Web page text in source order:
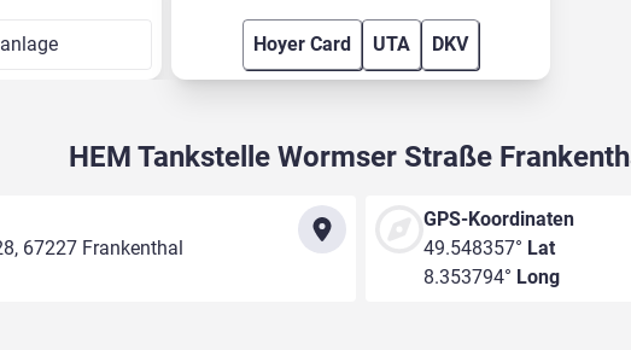
Hoyer Card UTA DKV
HEM Tankstelle Wormser Straße
67227 Frankenthal
GPS-Koordinaten
49.548357° Lat
8.353794° Long